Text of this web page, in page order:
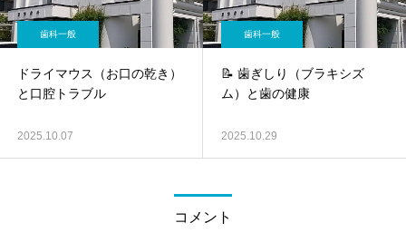
歯科一般
ドライマウス（お口の乾き）
と口腔トラブル
2025.10.07
歯科一般
📝 歯ぎしり（ブラキシズ
ム）と歯の健康
2025.10.29
コメント